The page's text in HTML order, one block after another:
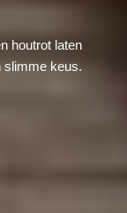
houtrot laten
slimme keus.